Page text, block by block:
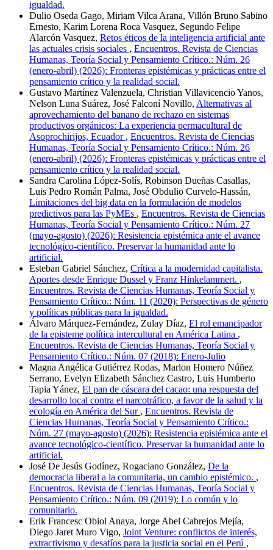
igualdad.
Dulio Oseda Gago, Miriam Vilca Arana, Villón Bruno Sabino
Ernesto, Karim Lorena Roca Vasquez, Segundo Felipe
Alarcón Vasquez, Retos éticos de la inteligencia artificial ante
las actuales crisis sociales , Encuentros. Revista de Ciencias
Humanas, Teoría Social y Pensamiento Crítico.: Núm. 26
(enero-abril) (2026): Fronteras epistémicas y prácticas entre el
pensamiento crítico y la realidad social.
Gustavo Martínez Valenzuela, Christian Villavicencio Yanos,
Nelson Luna Suárez, José Falconí Novillo, Alternativas al
aprovechamiento del banano de rechazo en sistemas
productivos orgánicos: La experiencia permacultural de
Asoprochirijos, Ecuador , Encuentros. Revista de Ciencias
Humanas, Teoría Social y Pensamiento Crítico.: Núm. 26
(enero-abril) (2026): Fronteras epistémicas y prácticas entre el
pensamiento crítico y la realidad social.
Sandra Carolina López-Solís, Robinson Dueñas Casallas,
Luis Pedro Román Palma, José Obdulio Curvelo-Hassán,
Limitaciones del big data en la formulación de modelos
predictivos para las PyMEs , Encuentros. Revista de Ciencias
Humanas, Teoría Social y Pensamiento Crítico.: Núm. 27
(mayo-agosto) (2026): Resistencia epistémica ante el avance
tecnológico-científico. Preservar la humanidad ante lo
artificial.
Esteban Gabriel Sánchez, Crítica a la modernidad capitalista.
Aportes desde Enrique Dussel y Franz Hinkelammert. ,
Encuentros. Revista de Ciencias Humanas, Teoría Social y
Pensamiento Crítico.: Núm. 11 (2020): Perspectivas de género
y políticas públicas para la igualdad.
Álvaro Márquez-Fernández, Zulay Díaz, El rol emancipador
de la episteme política intercultural en América Latina ,
Encuentros. Revista de Ciencias Humanas, Teoría Social y
Pensamiento Crítico.: Núm. 07 (2018): Enero-Julio
Magna Angélica Gutiérrez Rodas, Marlon Homero Núñez
Serrano, Evelyn Elizabeth Sánchez Castro, Luis Humberto
Tapia Yánez, El pan de cáscara del cacao: una respuesta del
desarrollo local contra el narcotráfico, a favor de la salud y la
ecología en América del Sur , Encuentros. Revista de
Ciencias Humanas, Teoría Social y Pensamiento Crítico.:
Núm. 27 (mayo-agosto) (2026): Resistencia epistémica ante el
avance tecnológico-científico. Preservar la humanidad ante lo
artificial.
José De Jesús Godínez, Rogaciano González, De la
democracia liberal a la comunitaria, un cambio epistémico. ,
Encuentros. Revista de Ciencias Humanas, Teoría Social y
Pensamiento Crítico.: Núm. 09 (2019): Lo común y lo
comunitario.
Erik Francesc Obiol Anaya, Jorge Abel Cabrejos Mejía,
Diego Jaret Muro Vigo, Joint Venture: conflictos de interés,
extractivismo y desafíos para la justicia social en el Perú ,